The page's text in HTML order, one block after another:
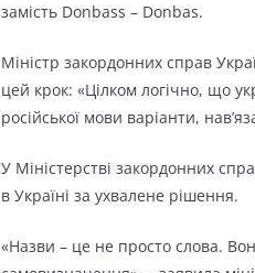
замість Donbass – Donbas.
Міністр закордонних справ
цей крок: «Цілком логічно, що
російської мови варіанти,
У Міністерстві закордонних
в Україні за ухвалене рішення.
«Назви – це не просто слова.